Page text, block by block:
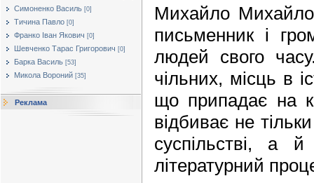
Симоненко Василь [0]
Тичина Павло [0]
Франко Іван Якович [0]
Шевченко Тарас Григорович [0]
Барка Василь [53]
Микола Вороний [35]
Реклама
Михайло
письменник і
людей свого
чільних, місць в
що припадає на
відбиває не
суспільстві, а
літературний